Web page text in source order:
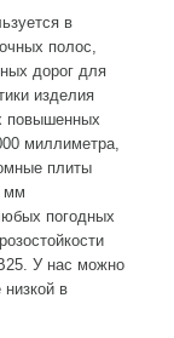
в
полос,
дорог для
изделия
повышенных
миллиметра,
плиты
мм
погодных
У нас можно
в